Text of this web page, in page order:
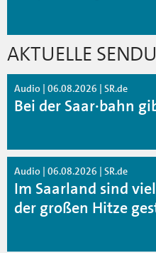
AKTUELLE
Audio | 06.08.2026 | SR.de
Bei der Saar·bahn
Audio | 06.08.2026 | SR.de
Im Saarland sind
der großen Hitze